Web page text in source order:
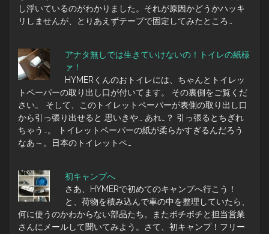
し浮いているのがわかりました。それが原因かどうかハッキ
リしませんが、とりあえずテープで固定してみたところ…
アナタ無しでは生きていけないの！トイレの紙様
ァ！
HYMERくんのおトイレには、ちゃんとトイレッ
トペーパーの取り出し口が付いてます。 その裏側をご覧くだ
さい。 そして、このトイレットペーパーが表側の取り出し口
から引っ張り出せると 思いきや… あれ…？ 引っ張るとちぎれ
ちゃう…。 トイレットペーパーの紙が柔らかすぎるんだろう
なあ～。日本のトイレットペ…
初キャンプへ
さあ、HYMERで初めてのキャンプへ行こう！
と、荷物を積み込んで車の中を整理していたら、
何に使うのかわからない部品たち。またボチボチと担当営業
さんにメールして聞いてみよう。さて、初キャンプ！フリー